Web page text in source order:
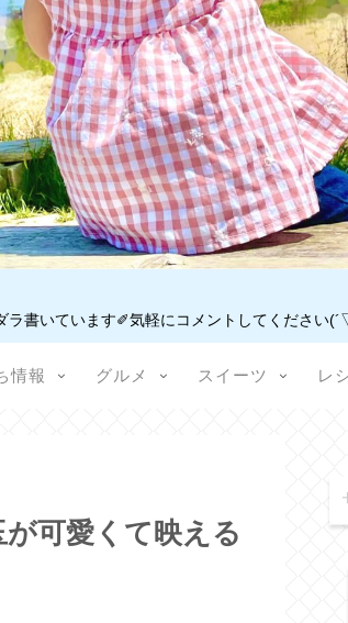
ラ書いています✐気軽にコメントしてください
情報 グルメ スイーツ レ
可愛くて映える